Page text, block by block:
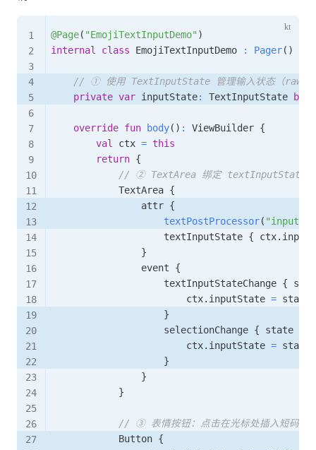
@Page( "EmojiTextInputDemo" )
internal
class EmojiTextInputDemo : Pager( )
// ① 使用 TextInputState 管理输入状态（raw
private var inputState: TextInputState by
override fun body( ) : ViewBuilder {
val
ctx = this
return {
// ② TextArea 绑定 textInputState，
            TextArea
{
                attr
{
textPostProcessor( "input"
                    textInputState
{ ctx.
}
                event
{
                    textInputStateChange
{
                        ctx
. inputState =
}
                    selectionChange
{ state
                        ctx
. inputState =
}
}
}
// ③ 表情按钮：点击在光标处插入短码
            Button
{